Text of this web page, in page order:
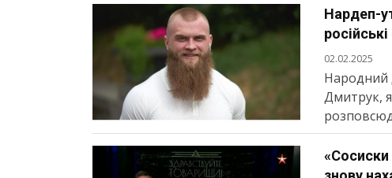
Нардеп-
02.02.2025
Народний
Дмитрук,
«Сосиски